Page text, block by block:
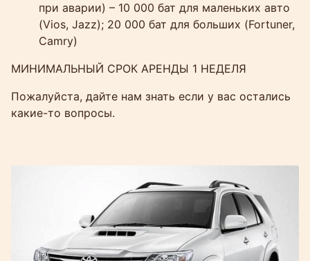
при аварии) – 10 000 бат для маленьких авто
(Vios, Jazz); 20 000 бат для больших (Fortuner,
Camry)
МИНИМАЛЬНЫЙ СРОК АРЕНДЫ 1 НЕДЕЛЯ
Пожалуйста, дайте нам знать если у вас остались
какие-то вопросы.